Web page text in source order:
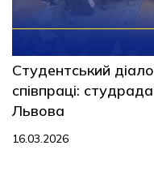
Студентський
співпраці:
Львова
16.03.2026